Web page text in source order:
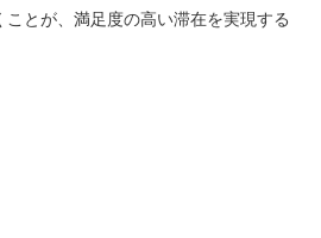
ことが、満足度の高い滞在を実現する